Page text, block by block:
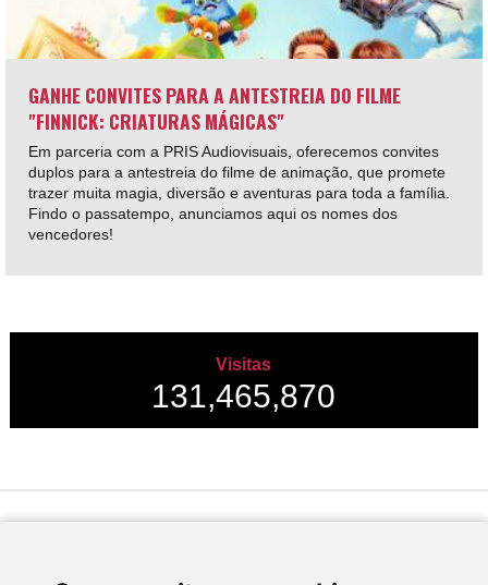
GANHE CONVITES PARA A ANTESTREIA DO FILME
"FINNICK: CRIATURAS MÁGICAS"
Em parceria com a PRIS Audiovisuais, oferecemos convites
duplos para a antestreia do filme de animação, que promete
trazer muita magia, diversão e aventuras para toda a família.
Findo o passatempo, anunciamos aqui os nomes dos
vencedores!
Visitas
131,465,870